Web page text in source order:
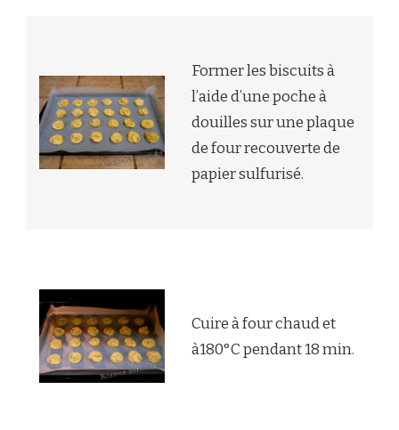
Former les biscuits à
l’aide d’une poche à
douilles sur une plaque
de four recouverte de
papier sulfurisé.
Cuire à four chaud et
à180°C pendant 18 min.